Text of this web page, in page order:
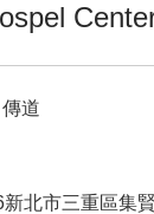
道
新北市三重區集